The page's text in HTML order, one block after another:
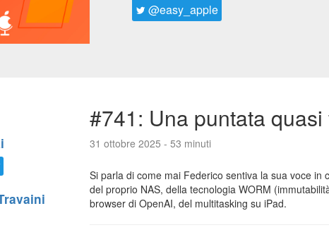
@easy_apple
#741: Una puntata quasi
31 ottobre 2025 - 53 minuti
Si parla di come mai Federico sentiva la sua voce
del proprio NAS, della tecnologia WORM
browser di OpenAI, del multitasking su iPad.